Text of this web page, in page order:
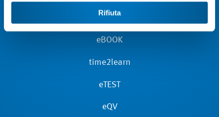
Rifiuta
eBOOK
time2learn
eTEST
eQV